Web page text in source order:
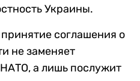
Украины.
соглашения о
не заменяет
а лишь послужит